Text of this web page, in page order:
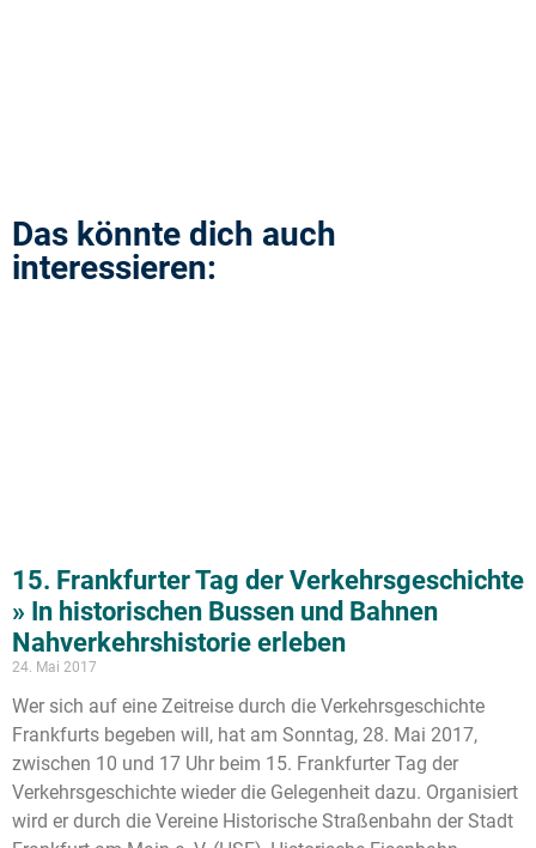
Das könnte dich auch
interessieren:
15. Frankfurter Tag der Verkehrsgeschichte
» In historischen Bussen und Bahnen
Nahverkehrshistorie erleben
24. Mai 2017
Wer sich auf eine Zeitreise durch die Verkehrsgeschichte
Frankfurts begeben will, hat am Sonntag, 28. Mai 2017,
zwischen 10 und 17 Uhr beim 15. Frankfurter Tag der
Verkehrsgeschichte wieder die Gelegenheit dazu. Organisiert
wird er durch die Vereine Historische Straßenbahn der Stadt